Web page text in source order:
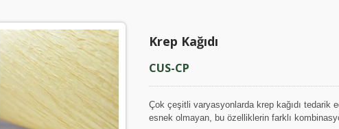
Krep Kağıdı
CUS-CP
Çok çeşitli varyasyonlarda krep kağıdı
esnek olmayan, bu özelliklerin farklı